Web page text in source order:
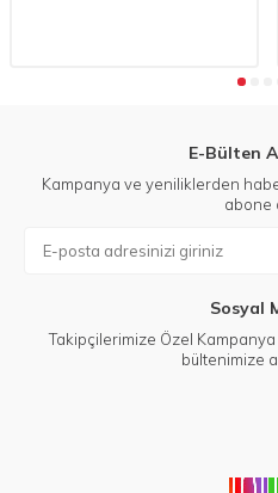
E-Bülten
Kampanya ve yeniliklerden
abone
Sosyal
Takipçilerimize Özel
bültenimize